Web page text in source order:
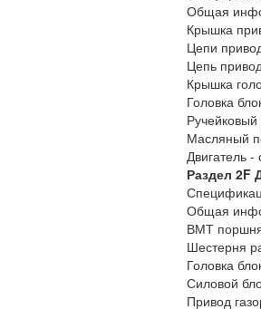
Общая
Крышка
Цепи
Цепь
Крышка
Головка
Масляный
Двигатель -
Раздел 2F
Общая
ВМТ
Шестерня
Головка
Силовой
Привод